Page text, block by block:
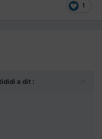
1
a dit :